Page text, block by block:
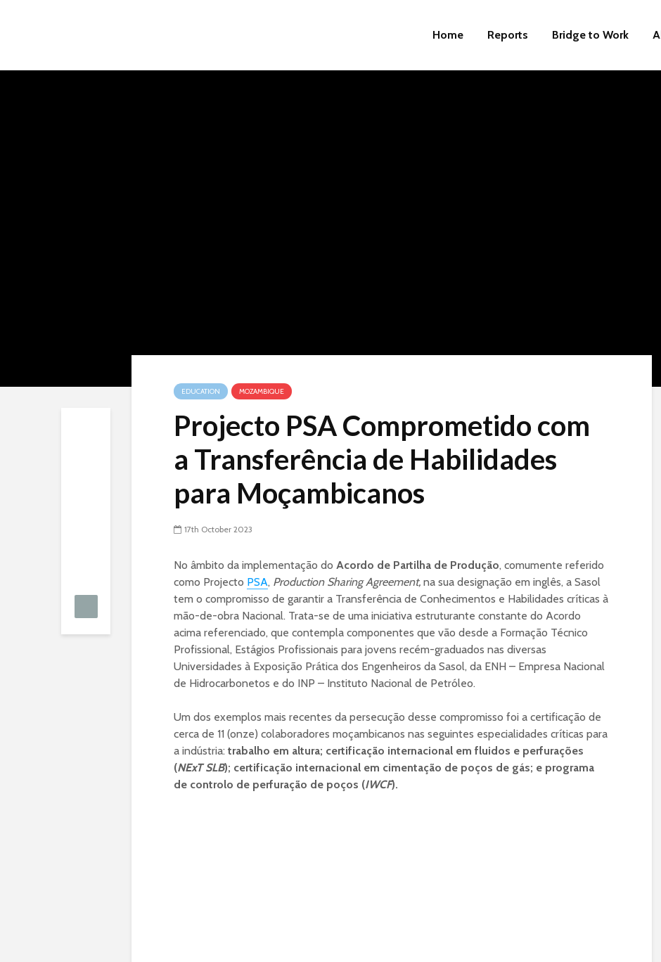
Home Reports Bridge to Work
EDUCATION MOZAMBIQUE
Projecto PSA Comprometido com
a Transferência de Habilidades
para Moçambicanos
17th October 2023
No âmbito da implementação do Acordo de Partilha de Produção, comumente referido
como Projecto PSA, Production Sharing Agreement, na sua designação em inglês, a Sasol
tem o compromisso de garantir a Transferência de Conhecimentos e Habilidades críticas à
mão-de-obra Nacional. Trata-se de uma iniciativa estruturante constante do Acordo
acima referenciado, que contempla componentes que vão desde a Formação Técnico
Profissional, Estágios Profissionais para jovens recém-graduados nas diversas
Universidades à Exposição Prática dos Engenheiros da Sasol, da ENH – Empresa Nacional
de Hidrocarbonetos e do INP – Instituto Nacional de Petróleo.
Um dos exemplos mais recentes da persecução desse compromisso foi a certificação de
cerca de 11 (onze) colaboradores moçambicanos nas seguintes especialidades críticas para
a indústria: trabalho em altura; certificação internacional em fluidos e perfurações
(NExT SLB); certificação internacional em cimentação de poços de gás; e programa
de controlo de perfuração de poços (IWCF).